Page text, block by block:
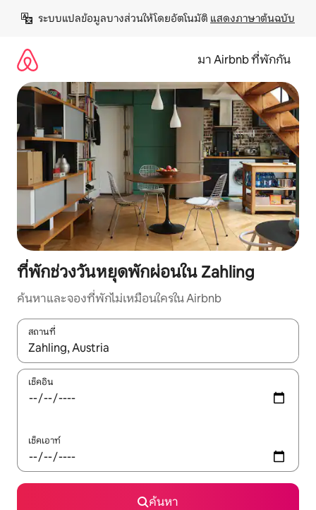
เนื้อหา
ระบบแปลข้อมูลบางส่วนให้โดยอัตโนมัติ แสดงภาษาต้นฉบับ
มา Airbnb ที่พักกัน
ที่พักช่วงวันหยุดพักผ่อนใน Zahling
ค้นหาและจองที่พักไม่เหมือนใครใน Airbnb
สถานที่
ใช้ลูกศรขึ้นลง หรือใช้การสัมผัสหรือปัด เพื่อสำรวจผลการค้นหา
เช็คอิน
เช็คเอาท์
ค้นหา